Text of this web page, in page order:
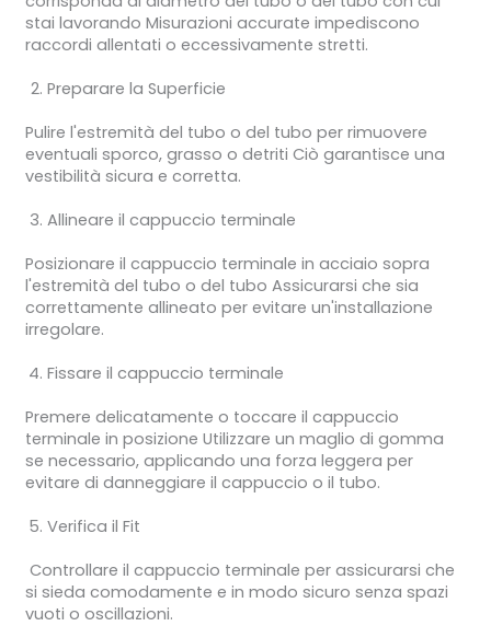
stai lavorando Misurazioni accurate impediscono
raccordi allentati o eccessivamente stretti.
Preparare la Superficie
Pulire l'estremità del tubo o del tubo per rimuovere
eventuali sporco, grasso o detriti Ciò garantisce una
vestibilità sicura e corretta.
Allineare il cappuccio terminale
Posizionare il cappuccio terminale in acciaio sopra
l'estremità del tubo o del tubo Assicurarsi che sia
correttamente allineato per evitare un'installazione
irregolare.
Fissare il cappuccio terminale
Premere delicatamente o toccare il cappuccio
terminale in posizione Utilizzare un maglio di gomma
se necessario, applicando una forza leggera per
evitare di danneggiare il cappuccio o il tubo.
Verifica il Fit
Controllare il cappuccio terminale per assicurarsi che
si sieda comodamente e in modo sicuro senza spazi
vuoti o oscillazioni.